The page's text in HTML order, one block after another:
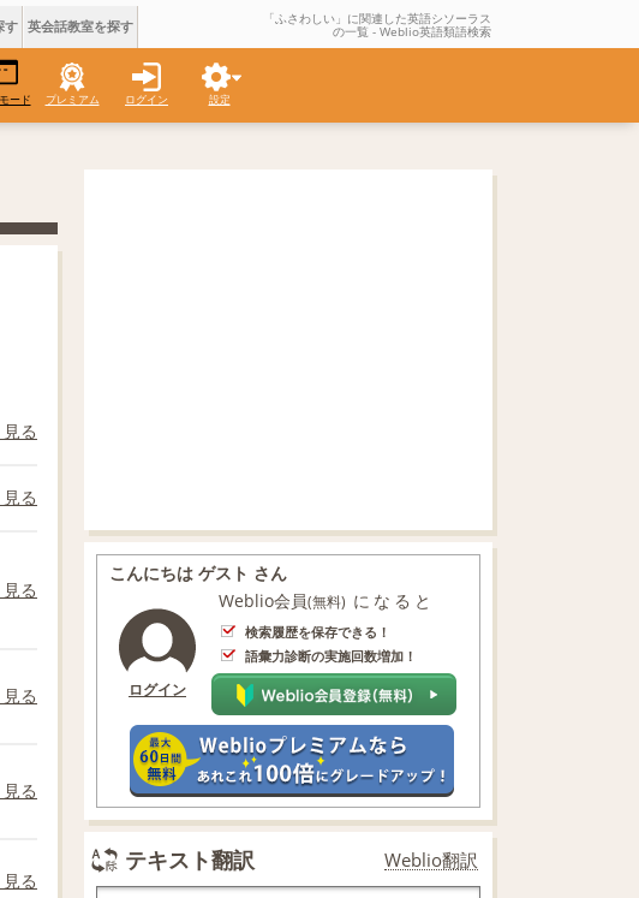
す 英会話教室を探す 「ふさわしい」に関連した英語シソーラス
の一覧 - Weblio英語類語検索
ード プレミアム ログイン 設定
る
る
る
る
る
る
こんにちは ゲスト さん
ログイン
Weblio会員(無料) になると
検索履歴を保存できる！
語彙力診断の実施回数増加！
テキスト翻訳 Weblio翻訳